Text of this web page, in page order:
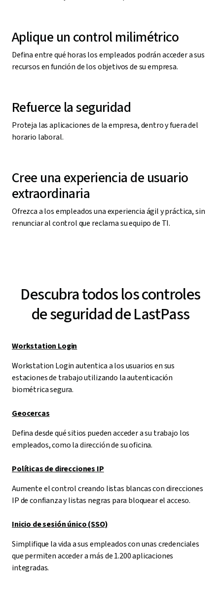
Aplique un control milimétrico
Defina entre qué horas los empleados podrán acceder a sus
recursos en función de los objetivos de su empresa.
Refuerce la seguridad
Proteja las aplicaciones de la empresa, dentro y fuera del
horario laboral.
Cree una experiencia de usuario
extraordinaria
Ofrezca a los empleados una experiencia ágil y práctica, sin
renunciar al control que reclama su equipo de TI.
Descubra todos los controles
de seguridad de LastPass
Workstation Login
Workstation Login autentica a los usuarios en sus
estaciones de trabajo utilizando la autenticación
biométrica segura.
Geocercas
Defina desde qué sitios pueden acceder a su trabajo los
empleados, como la dirección de su oficina.
Políticas de direcciones IP
Aumente el control creando listas blancas con direcciones
IP de confianza y listas negras para bloquear el acceso.
Inicio de sesión único (SSO)
Simplifique la vida a sus empleados con unas credenciales
que permiten acceder a más de 1.200 aplicaciones
integradas.